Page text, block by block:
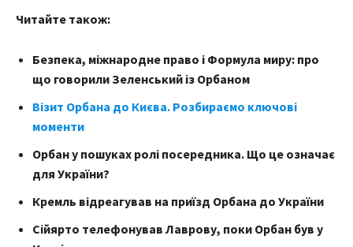
Читайте також:
Безпека, міжнародне право і Формула миру: про
що говорили Зеленський із Орбаном
Візит Орбана до Києва. Розбираємо ключові
моменти
Орбан у пошуках ролі посередника. Що це означає
для України?
Кремль відреагував на приїзд Орбана до України
Сійярто телефонував Лаврову, поки Орбан був у